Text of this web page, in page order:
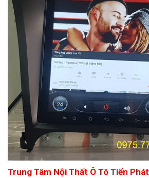
Trung Tâm Nội Thất Ô Tô Tiến Phát